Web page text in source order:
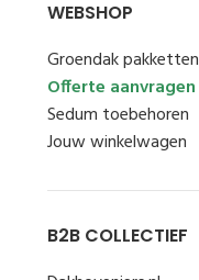
WEBSHOP
Groendak pakketten
Offerte aanvragen
Sedum toebehoren
Jouw winkelwagen
B2B COLLECTIEF